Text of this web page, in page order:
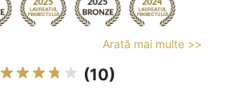
Arată mai multe >>
(10)